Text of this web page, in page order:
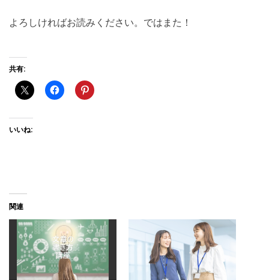
よろしければお読みください。ではまた！
共有:
いいね:
関連